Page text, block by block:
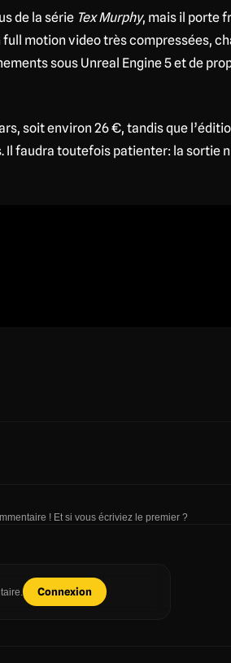
de la série Tex Murphy, mais il porte
motion video très compressées,
sous Unreal Engine 5 et de
soit environ 26 €, tandis que
Il faudra toutefois patienter: la sortie
! Et si vous écriviez le premier ?
Connexion